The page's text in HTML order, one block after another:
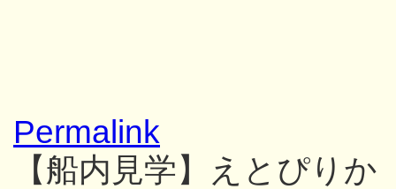
Permalink
【船内見学】えとぴりか